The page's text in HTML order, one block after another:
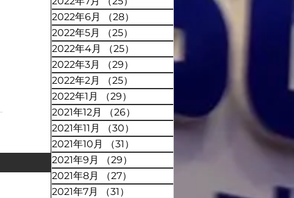
2022年6月
（28）
2022年5月
（25）
25件の記事
2022年4月
（25）
25件の記事
2022年3月
（29）
29件の記事
2022年2月
（25）
2022年1月
（29）
2021年12月
（26）
26件の記事
2021年11月
（30）
30件の記事
2021年10月
（31）
2021年9月
（29）
2021年8月
（27）
2021年7月
（31）